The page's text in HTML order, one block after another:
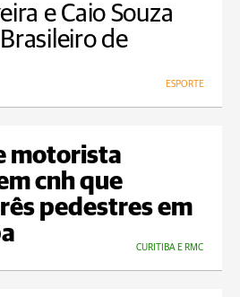
e Caio Souza
de
ESPORTE
motorista
cnh que
pedestres em
CURITIBA E RMC